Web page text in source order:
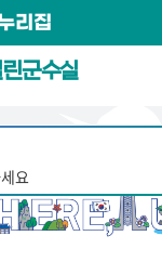
리집
군수실